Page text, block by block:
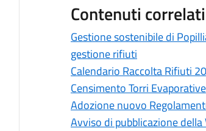
Contenuti correlati
Gestione sostenibile di
gestione rifiuti
Calendario Raccolta Rifiuti
Censimento Torri Evaporative
Adozione nuovo
Avviso di pubblicazione